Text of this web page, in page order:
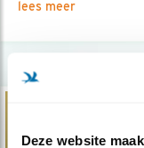
Deze website
lees meer